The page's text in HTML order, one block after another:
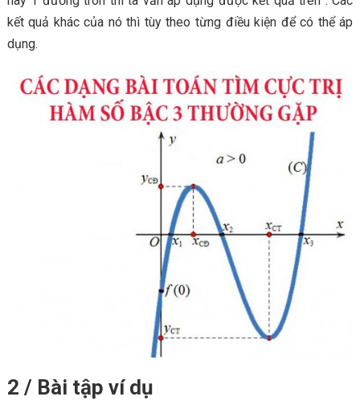
kết quả khác của nó thì tùy theo từng điều kiện để có thể áp
dụng.
2 / Bài tập ví dụ